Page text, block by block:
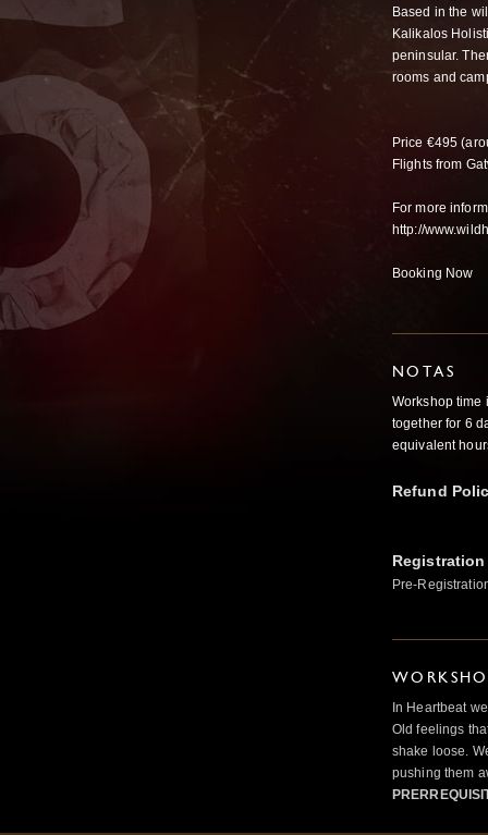
Based in the
Kalikalos
peninsular.
rooms and
Price €495
Flights from
For more
http://
Booking Now
NOTAS
Workshop time
together for 6
equivalent
Refund
Pre-
In Heartbeat
Old feelings
shake loose.
pushing them